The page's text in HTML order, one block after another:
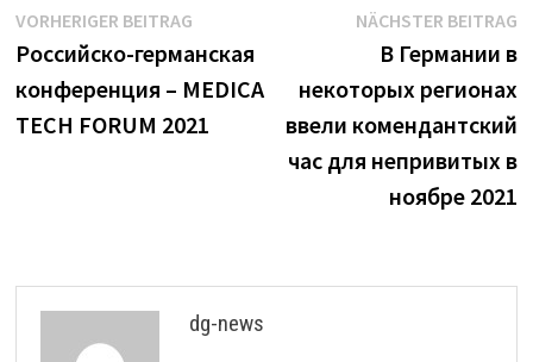
Beitrags-
Navigation
VORHERIGER BEITRAGVorheriger
Beitrag:
Российско-германская
конференция – MEDICA
TECH FORUM 2021
NÄCHSTER BEITRAG
В Германии в
некоторых регионах
ввели комендантский
час для непривитых в
ноябре 2021
dg-news